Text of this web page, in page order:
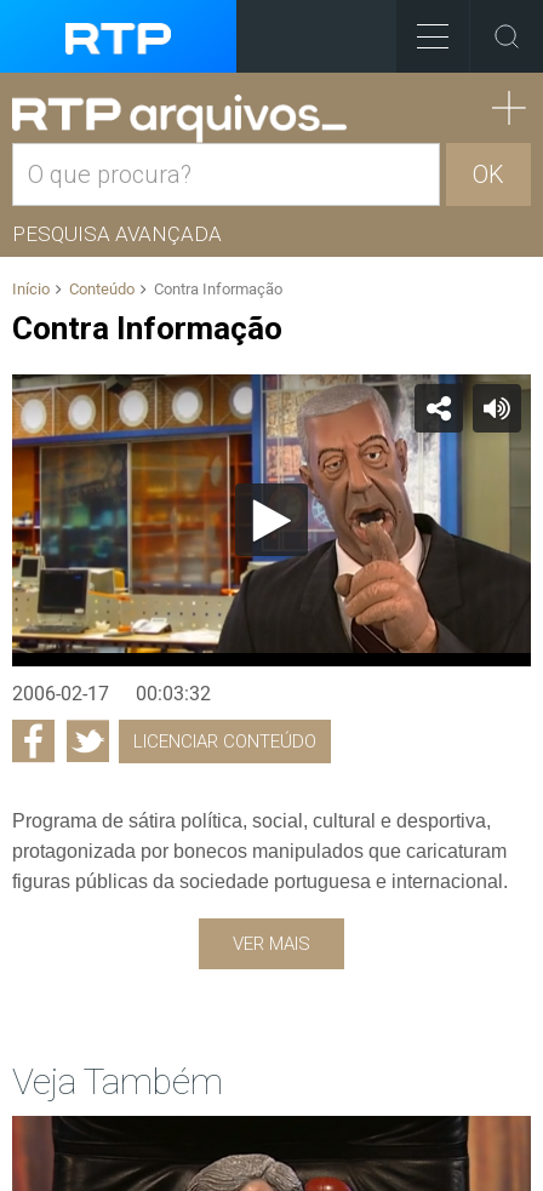
OK
PESQUISA AVANÇADA
Início Conteúdo Contra Informação
Contra Informação
2006-02-17 00:03:32
LICENCIAR CONTEÚDO
Programa de sátira política, social, cultural e desportiva,
protagonizada por bonecos manipulados que caricaturam
figuras públicas da sociedade portuguesa e internacional.
VER MAIS
Veja Também